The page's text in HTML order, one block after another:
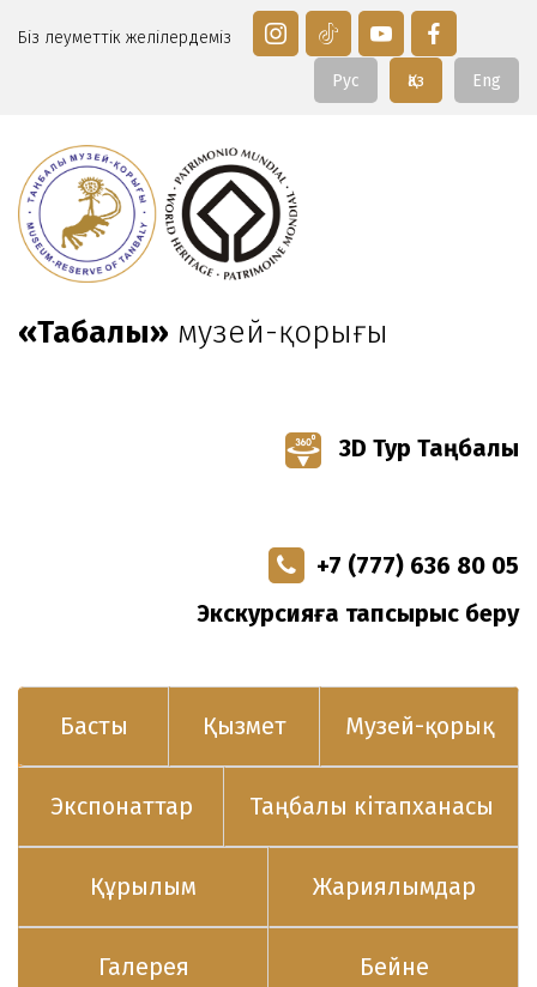
Біз әлеуметтік желілердеміз
Eng
Қаз
Рус
«Таңбалы» музей-қорығы
3D Тур Таңбалы
+7 (777) 636 80 05
Экскурсияға тапсырыс беру
Басты Қызмет Музей-қорық
Экспонаттар Таңбалы кітапханасы
Құрылым Жариялымдар
Галерея Бейне